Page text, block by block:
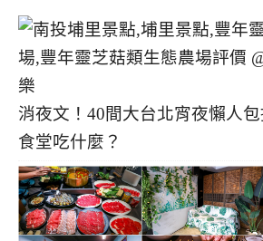
消夜文！40間大台北宵夜懶人
食堂吃什麼？